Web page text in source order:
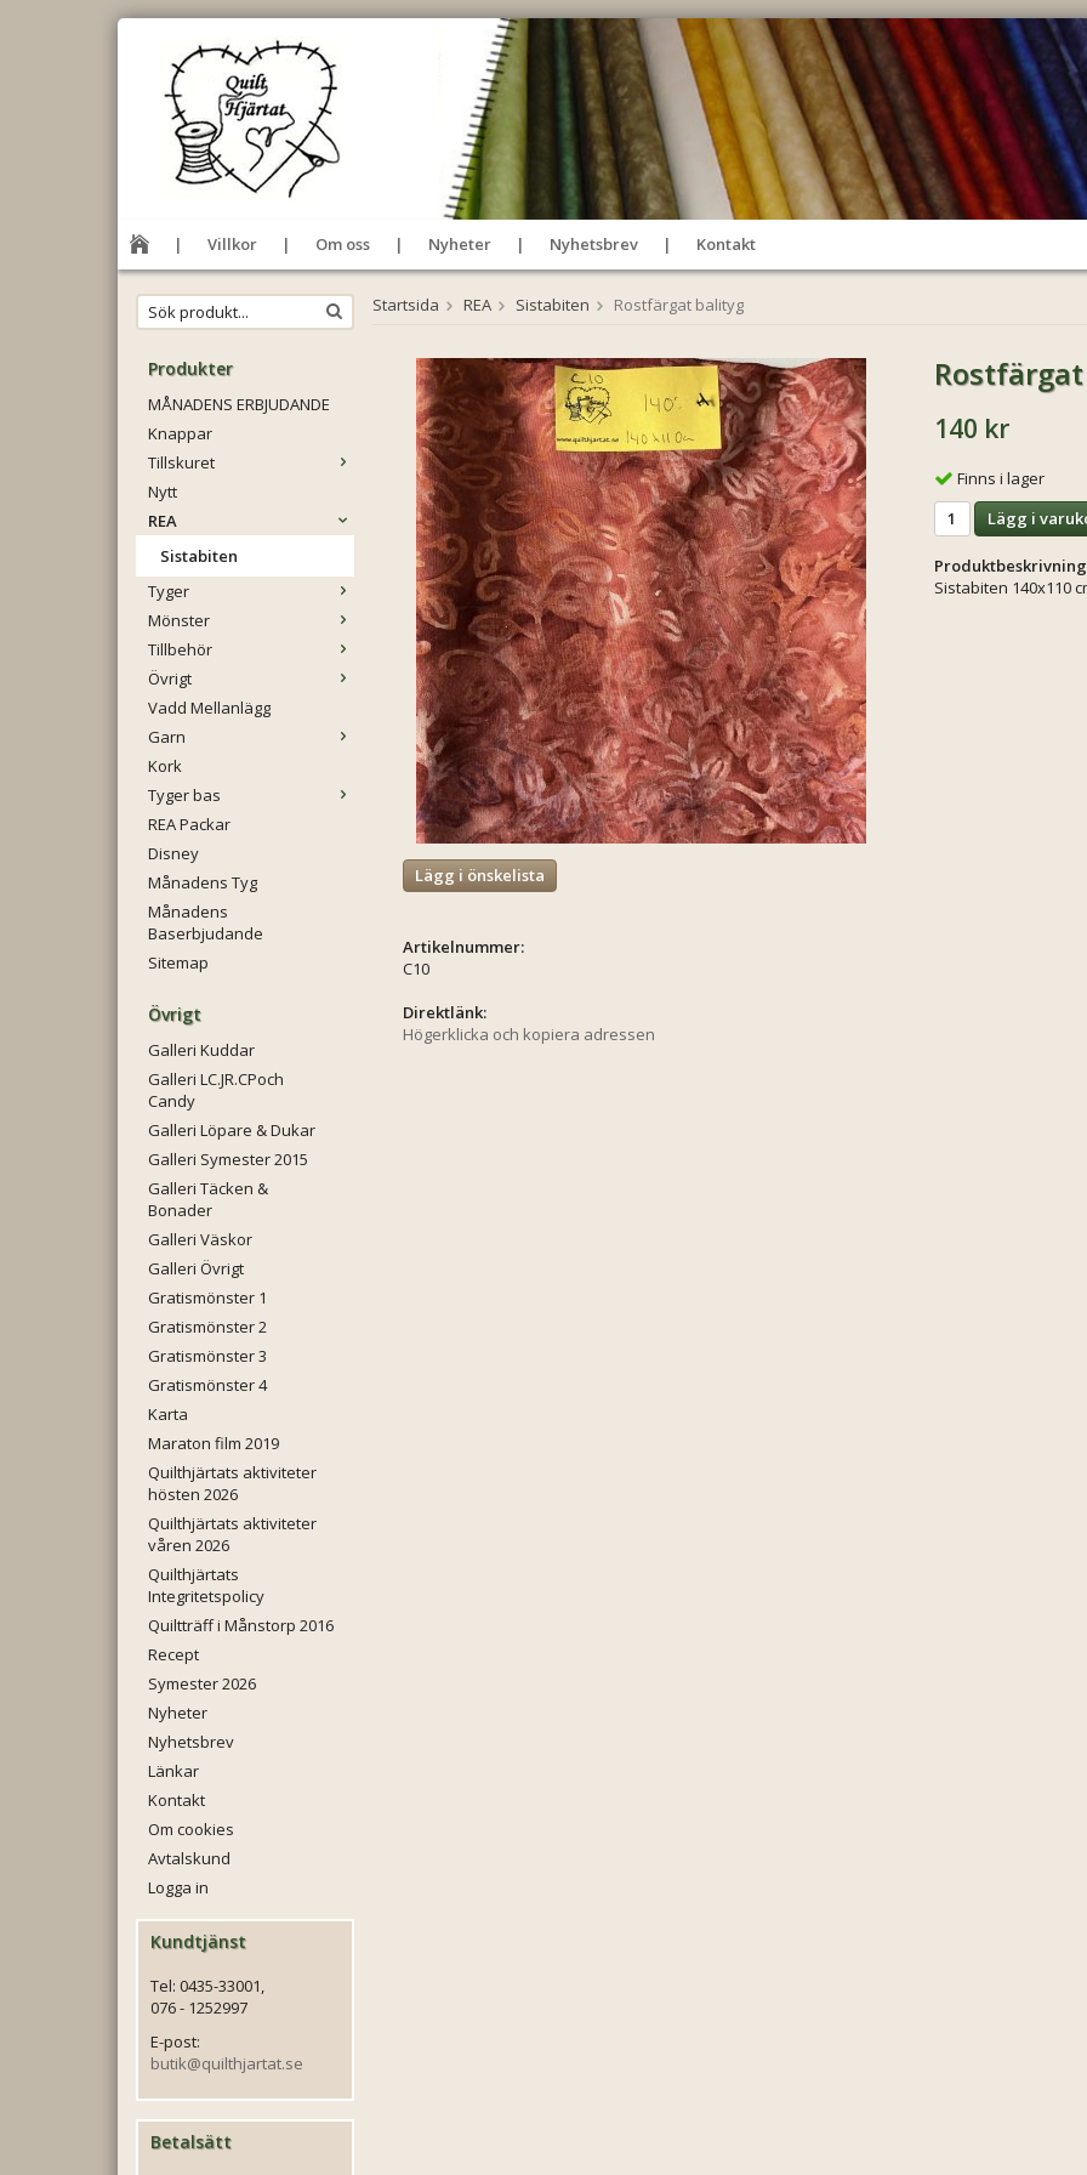
Villkor Om oss Nyheter Nyhetsbrev Kontakt
Produkter
MÅNADENS ERBJUDANDE
Knappar
Tillskuret
Nytt
REA
Sistabiten
Tyger
Mönster
Tillbehör
Övrigt
Vadd Mellanlägg
Garn
Kork
Tyger bas
REA Packar
Disney
Månadens Tyg
Månadens
Baserbjudande
Sitemap
Övrigt
Galleri Kuddar
Galleri LC.JR.CPoch
Candy
Galleri Löpare & Dukar
Galleri Symester 2015
Galleri Täcken &
Bonader
Galleri Väskor
Galleri Övrigt
Gratismönster 1
Gratismönster 2
Gratismönster 3
Gratismönster 4
Karta
Maraton film 2019
Quilthjärtats aktiviteter
hösten 2026
Quilthjärtats aktiviteter
våren 2026
Quilthjärtats
Integritetspolicy
Quiltträff i Månstorp 2016
Recept
Symester 2026
Nyheter
Nyhetsbrev
Länkar
Kontakt
Om cookies
Avtalskund
Logga in
Kundtjänst
Tel: 0435-33001,
076 - 1252997
E-post:
butik@quilthjartat.se
Betalsätt
Startsida REA Sistabiten Rostfärgat balityg
140 kr
Finns i lager
Lägg i
Sistabiten 140x110
Lägg i önskelista
Artikelnummer:
C10
Direktlänk:
Högerklicka och kopiera adressen